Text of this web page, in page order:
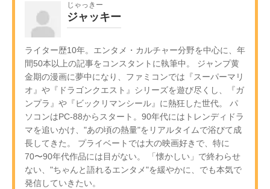
じゃっきー
ジャッキー
ライター歴10年。エンタメ・カルチャー分野を中心に、年
間50本以上の記事をコンスタントに執筆中。 ジャンプ黄
金期の漫画に夢中になり、ファミコンでは『スーパーマリ
オ』や『ドラゴンクエスト』シリーズを遊び尽くし、『ガ
ンプラ』や『ビックリマンシール』に熱狂した世代。 パ
ソコンはPC-88からスタート。90年代にはトレンディドラ
マを追いかけ、"あの頃の熱量"をリアルタイムで浴びて成
長してきた。 プライベートでは大の映画好きで、特に
70〜90年代作品には目がない。 「懐かしい」で終わらせ
ない、"ちゃんと語れるエンタメ"を緩やかに、でも本気で
発信していきたい。